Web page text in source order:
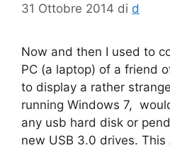
31 Ottobre 2014 di d
Now and then I used to
PC (a laptop) of a friend
to display a rather
running Windows 7,
any usb hard disk or
new USB 3.0 drives.